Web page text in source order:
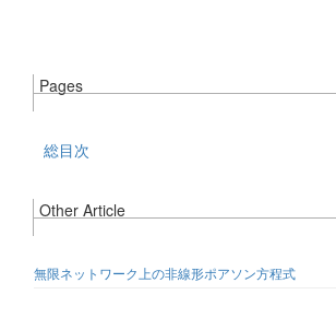
Pages
総目次
Other Article
無限ネットワーク上の非線形ポアソン方程式